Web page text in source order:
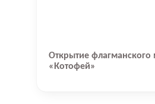
Открытие флагманского
«Котофей»